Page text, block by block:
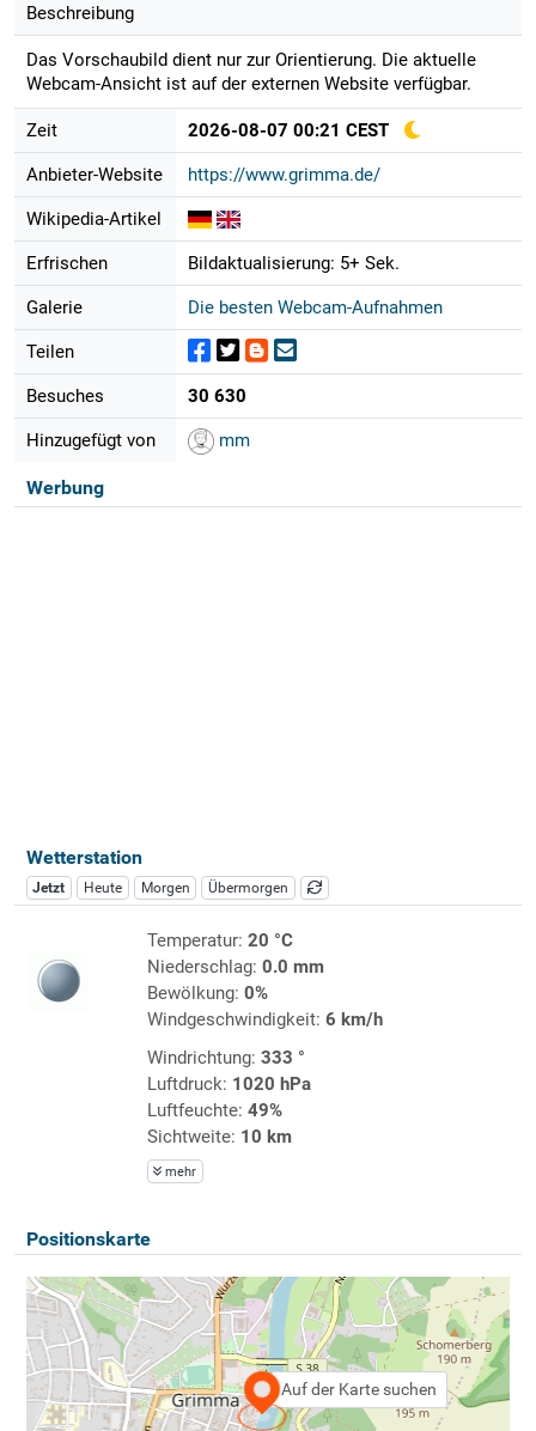
Beschreibung
Das Vorschaubild dient nur zur Orientierung. Die aktuelle
Webcam-Ansicht ist auf der externen Website verfügbar.
Zeit 2026-08-07 00:21 CEST
Anbieter-Website https://www.grimma.de/
Wikipedia-Artikel
Erfrischen Bildaktualisierung: 5+ Sek.
Galerie Die besten Webcam-Aufnahmen
Teilen
Besuches 30 630
Hinzugefügt von mm
Werbung
Wetterstation
Jetzt Heute Morgen Übermorgen
Temperatur: 20 °C
Niederschlag: 0.0 mm
Bewölkung: 0%
Windgeschwindigkeit: 6 km/h
Windrichtung: 333 °
Luftdruck: 1020 hPa
Luftfeuchte: 49%
Sichtweite: 10 km
mehr
Positionskarte
Auf der Karte suchen